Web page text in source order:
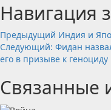
Навигация
Предыдущий Индия и
Следующий: Фидан
его в призыве к геноциду
Связанные